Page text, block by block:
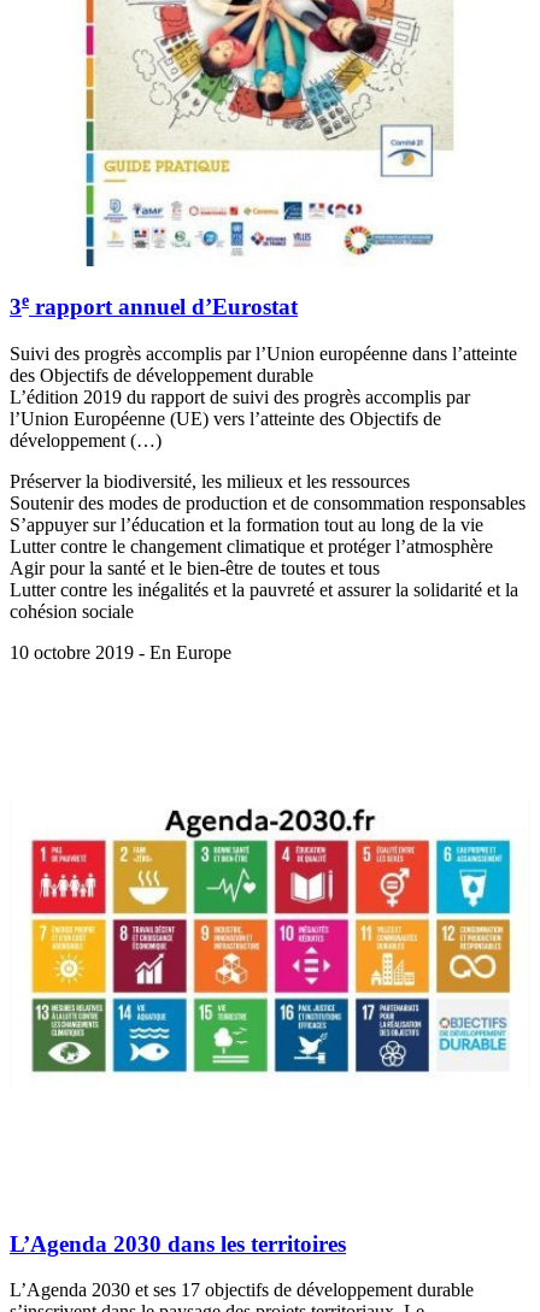
3e rapport annuel d’Eurostat
Suivi des progrès accomplis par l’Union européenne dans l’atteinte
des Objectifs de développement durable
L’édition 2019 du rapport de suivi des progrès accomplis par
l’Union Européenne (UE) vers l’atteinte des Objectifs de
développement (…)
Préserver la biodiversité, les milieux et les ressources
Soutenir des modes de production et de consommation responsables
S’appuyer sur l’éducation et la formation tout au long de la vie
Lutter contre le changement climatique et protéger l’atmosphère
Agir pour la santé et le bien-être de toutes et tous
Lutter contre les inégalités et la pauvreté et assurer la solidarité et la
cohésion sociale
10 octobre 2019 - En Europe
L’Agenda 2030 dans les territoires
L’Agenda 2030 et ses 17 objectifs de développement durable